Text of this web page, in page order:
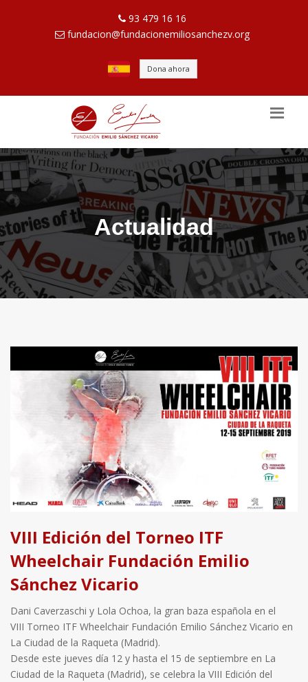
93 479 16 16
fundacion@fundacionemiliosanchezv.org
Dona ahora
Actualidad
VIII Edición del Torneo ITF
Wheelchair Fundación Emilio
Sánchez Vicario
Dani Caverzaschi y Lola Ochoa, la gran baza española en el
VIII Torneo ITF Wheelchair Fundación Emilio Sánchez Vicario en
La Ciudad de la Raqueta (Madrid).
Desde este jueves día 12 y hasta el 15 de septiembre en La
Ciudad de la Raqueta (Madrid), se celebra la VIII Edición del